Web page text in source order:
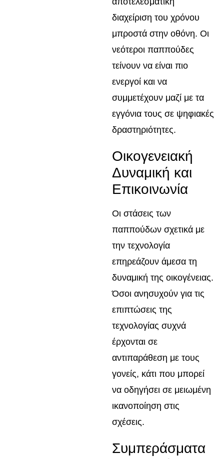
διαχείριση του χρόνου
μπροστά στην οθόνη. Οι
νεότεροι παππούδες
τείνουν να είναι πιο
ενεργοί και να
συμμετέχουν μαζί με τα
εγγόνια τους σε ψηφιακές
δραστηριότητες.
Οικογενειακή
Δυναμική και
Επικοινωνία
Οι στάσεις των
παππούδων σχετικά με
την τεχνολογία
επηρεάζουν άμεσα τη
δυναμική της οικογένειας.
Όσοι ανησυχούν για τις
επιπτώσεις της
τεχνολογίας συχνά
έρχονται σε
αντιπαράθεση με τους
γονείς, κάτι που μπορεί
να οδηγήσει σε μειωμένη
ικανοποίηση στις
σχέσεις.
Συμπεράσματα